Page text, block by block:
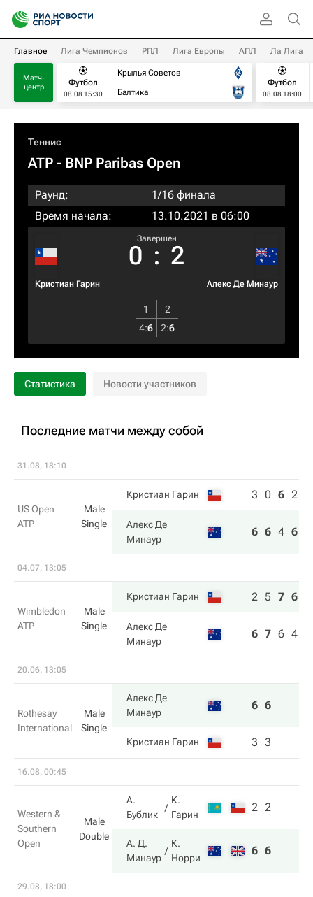
Главное Лига Чемпионов РПЛ Лига Европы АПЛ Ла Лига
Матч-
центр
Футбол
08.08 15:30
Крылья Советов
Балтика
Футбол
08.08 18:00
Теннис
ATP - BNP Paribas Open
Раунд:
1/16 финала
Время начала:
13.10.2021 в 06:00
Кристиан Гарин
Завершен
0 : 2
Алекс Де Минаур
1
2
4:6 2:6
Статистика Новости участников
Последние матчи между собой
31.08, 18:10
US Open
ATP
Male
Single
Кристиан Гарин 3 0 6 2
Алекс Де
Минаур
6 6 4 6
04.07, 13:05
Wimbledon
ATP
Male
Single
Кристиан Гарин 2 5 7 6
Алекс Де
Минаур
6 7 6 4
20.06, 13:05
Rothesay
International
Male
Single
Алекс Де
Минаур
6 6
Кристиан Гарин 3 3
16.08, 00:45
Western &
Southern
Open
Male
Double
А.
Бублик
К.
Гарин
2 2
А. Д.
Минаур
К.
Норри
6 6
29.08, 18:00